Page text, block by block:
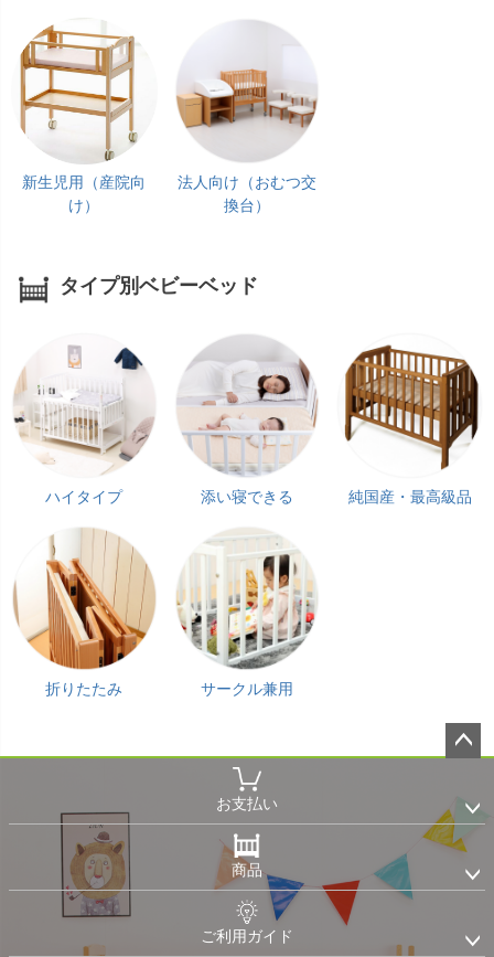
新生児用（産院向
け）
法人向け（おむつ交
換台）
タイプ別ベビーベッド
ハイタイプ 添い寝できる 純国産・最高級品
折りたたみ サークル兼用
ップ
へ
お支払い
商品
ご利用ガイド